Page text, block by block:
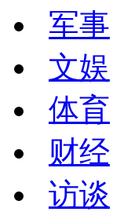
军事
文娱
体育
财经
访谈